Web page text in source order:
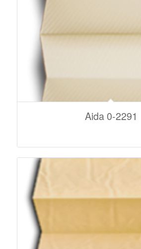
Aida 0-2291